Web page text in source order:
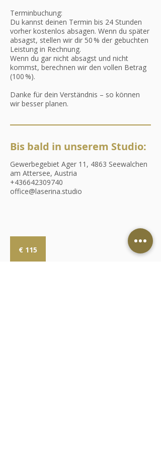
Terminbuchung:
Du kannst deinen Termin bis 24 Stunden
vorher kostenlos absagen. Wenn du später
absagst, stellen wir dir 50 % der gebuchten
Leistung in Rechnung.
Wenn du gar nicht absagst und nicht
kommst, berechnen wir den vollen Betrag
(100 %).
Danke für dein Verständnis – so können
wir besser planen.
Bis bald in unserem Studio:
Gewerbegebiet Ager 11, 4863 Seewalchen
am Attersee, Austria
+436642309740
office@laserina.studio
€ 115